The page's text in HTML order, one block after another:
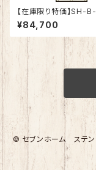
【在庫限り特価】SH-
¥84,700
© セブンホーム ステン